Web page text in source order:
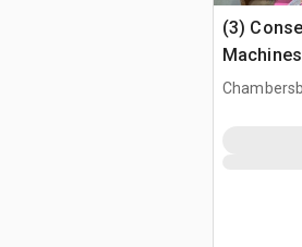
(3)
Machines